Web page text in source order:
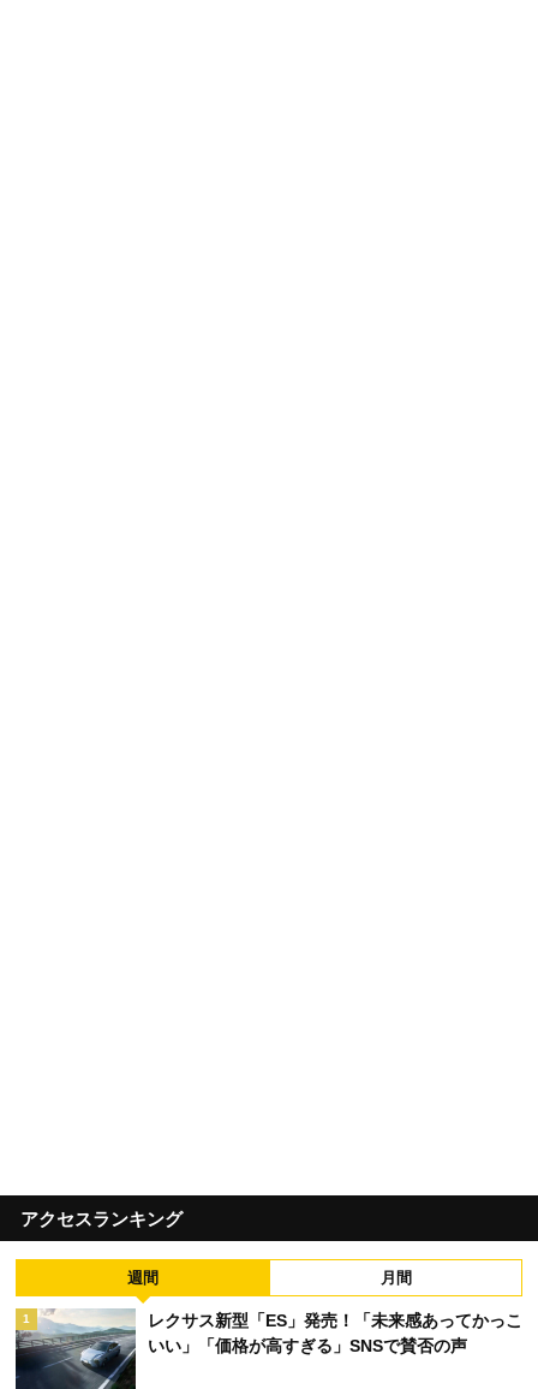
アクセスランキング
週間 月間
1
レクサス新型「ES」発売！「未来感あってかっこ
いい」「価格が高すぎる」SNSで賛否の声